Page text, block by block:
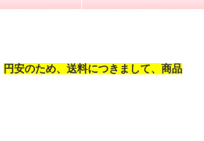
円安のため、送料につきまして、商品